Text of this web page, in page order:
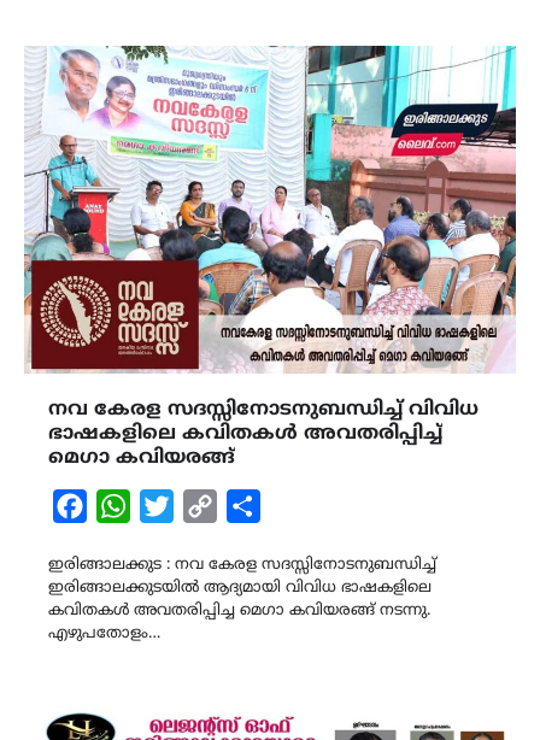
നവ കേരള സദസ്സിനോടനുബന്ധിച്ച് വിവിധ
ഭാഷകളിലെ കവിതകൾ അവതരിപ്പിച്ച്
മെഗാ കവിയരങ്ങ്
FacebookWhatsAppTwitterCopy
ഇരിങ്ങാലക്കുട : നവ കേരള സദസ്സിനോടനുബന്ധിച്ച്
ഇരിങ്ങാലക്കുടയിൽ ആദ്യമായി വിവിധ ഭാഷകളിലെ
കവിതകൾ അവതരിപ്പിച്ച മെഗാ കവിയരങ്ങ് നടന്നു.
എഴുപതോളം…